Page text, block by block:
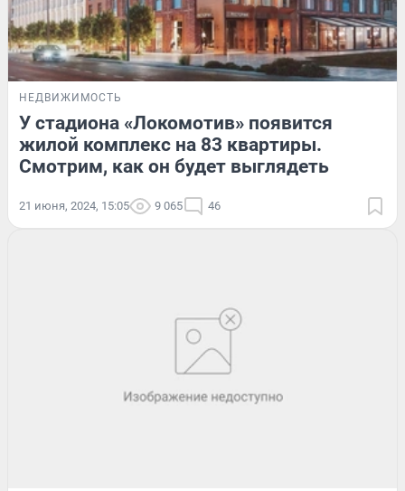
НЕДВИЖИМОСТЬ
У стадиона «Локомотив» появится
жилой комплекс на 83 квартиры.
Смотрим, как он будет выглядеть
21 июня, 2024, 15:05 9 065 46